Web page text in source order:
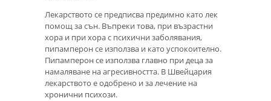
Лекарството се предписва предимно като лек
помощ за сън. Въпреки това, при възрастни
хора и при хора с психични заболявания,
пипамперон се използва и като успокоително.
Пипамперон се използва главно при деца за
намаляване на агресивността. В Швейцария
лекарството е одобрено и за лечение на
хронични психози.